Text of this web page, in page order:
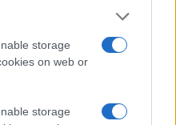
storage
on web or
storage